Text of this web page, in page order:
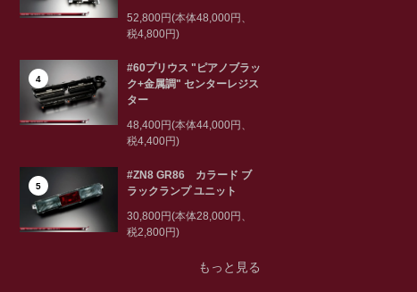
52,800円(本体48,000円、
税4,800円)
4
#60プリウス "ピアノブラッ
ク+金属調" センターレジス
ター
48,400円(本体44,000円、
税4,400円)
5
#ZN8 GR86 カラード ブ
ラックランプ ユニット
30,800円(本体28,000円、
税2,800円)
もっと見る